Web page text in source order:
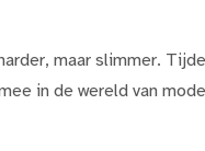
maar slimmer.
in de wereld van